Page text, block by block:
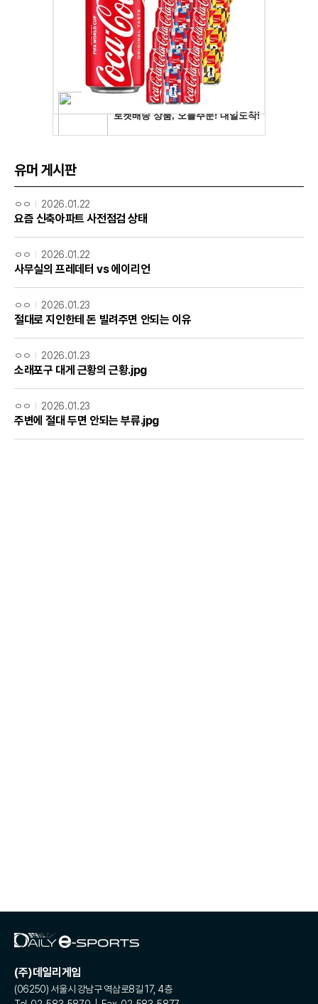
유머 게시판
ㅇㅇ 2026.01.22
요즘 신축아파트 사전점검 상태
ㅇㅇ 2026.01.22
사무실의 프레데터 vs 에이리언
ㅇㅇ 2026.01.23
절대로 지인한테 돈 빌려주면 안되는 이유
ㅇㅇ 2026.01.23
소래포구 대게 근황의 근황.jpg
ㅇㅇ 2026.01.23
주변에 절대 두면 안되는 부류.jpg
(주)데일리게임
(06250) 서울시 강남구 역삼로8길 17, 4층